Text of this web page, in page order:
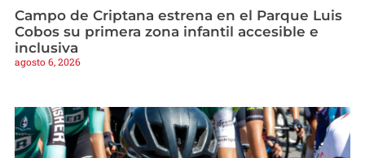
Campo de Criptana estrena en el Parque Luis
Cobos su primera zona infantil accesible e
inclusiva
agosto 6, 2026